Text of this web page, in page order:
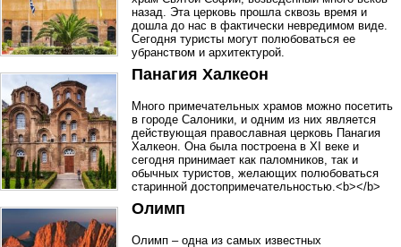
назад. Эта церковь прошла сквозь время и
дошла до нас в фактически невредимом виде.
Сегодня туристы могут полюбоваться ее
убранством и архитектурой.
Панагия Халкеон
Много примечательных храмов можно посетить
в городе Салоники, и одним из них является
действующая православная церковь Панагия
Халкеон. Она была построена в XI веке и
сегодня принимает как паломников, так и
обычных туристов, желающих полюбоваться
старинной достопримечательностью.<b></b>
Олимп
Олимп – одна из самых известных